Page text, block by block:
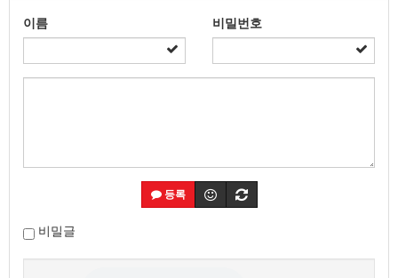
이름 비밀번호
등록
비밀글